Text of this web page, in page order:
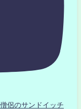
侶のサンドイッチ